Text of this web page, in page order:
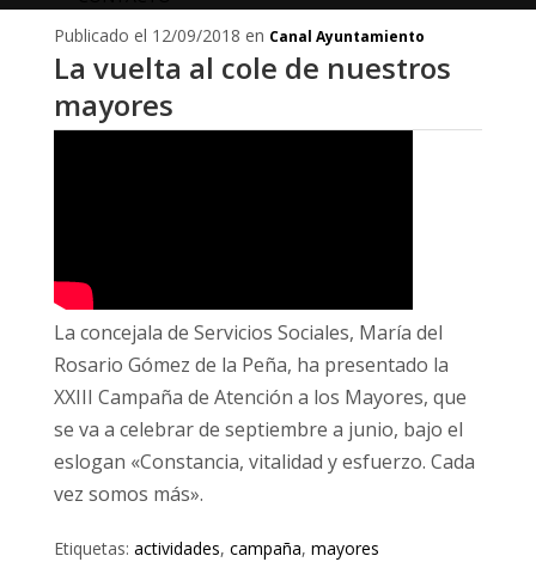
Publicado el 12/09/2018 en Canal Ayuntamiento
La vuelta al cole de nuestros
mayores
La concejala de Servicios Sociales, María del
Rosario Gómez de la Peña, ha presentado la
XXIII Campaña de Atención a los Mayores, que
se va a celebrar de septiembre a junio, bajo el
eslogan «Constancia, vitalidad y esfuerzo. Cada
vez somos más».
Etiquetas: actividades, campaña, mayores